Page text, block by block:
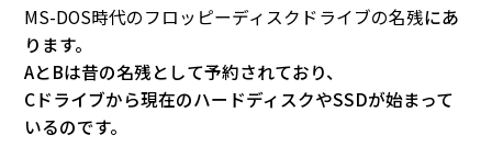
MS-DOS時代のフロッピーディスクドライブの名残にあ
ります。
AとBは昔の名残として予約されており、
Cドライブから現在のハードディスクやSSDが始まって
いるのです。